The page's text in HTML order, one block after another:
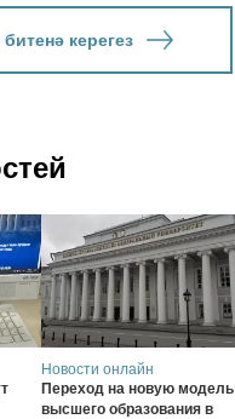
керегез
Новости онлайн
Переход на новую модель
высшего образования в